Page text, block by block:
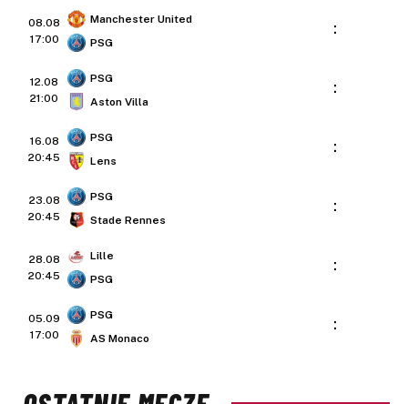
08.08
17:00
Manchester United
PSG
:
12.08
21:00
PSG
Aston Villa
:
16.08
20:45
PSG
Lens
:
23.08
20:45
PSG
Stade Rennes
:
28.08
20:45
Lille
PSG
:
05.09
17:00
PSG
AS Monaco
: